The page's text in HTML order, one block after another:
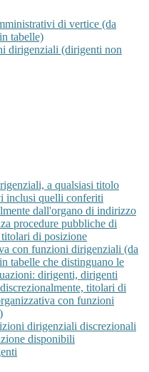
di vertice (da
tabelle)
dirigenziali (dirigenti non
a qualsiasi titolo
inclusi quelli conferiti
dall'organo di indirizzo
procedure pubbliche di
titolari di posizione
con funzioni dirigenziali (da
tabelle che distinguano le
dirigenti, dirigenti
titolari di
con funzioni
dirigenziali discrezionali
disponibili